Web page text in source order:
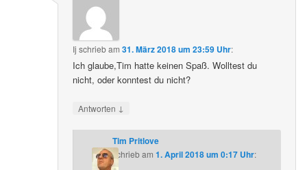
Ij schriebam31. März 2018 um 23:59 Uhr:
Ich glaube,Tim hatte keinen Spaß. Wolltest du
nicht, oder konntest du nicht?
Antworten ↓
Tim Pritlove
schriebam 1. April 2018 um 0:17 Uhr: